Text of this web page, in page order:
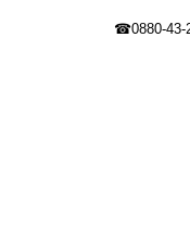
☎0880-43-